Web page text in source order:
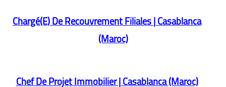
Chargé(E) De Recouvrement Filiales | Casablanca
(Maroc)
Chef De Projet Immobilier | Casablanca (Maroc)